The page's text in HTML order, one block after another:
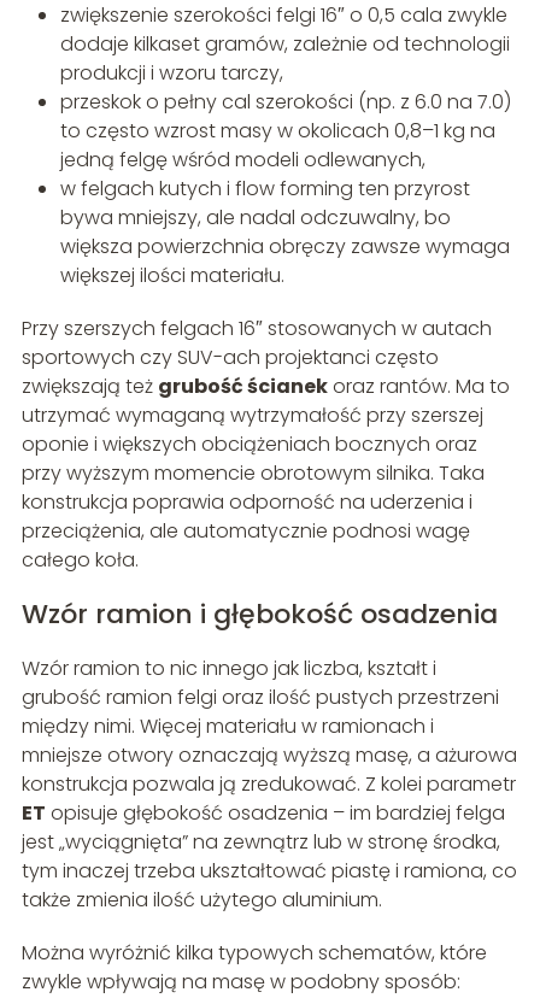
zwiększenie szerokości felgi 16″ o 0,5 cala zwykle
dodaje kilkaset gramów, zależnie od technologii
produkcji i wzoru tarczy,
przeskok o pełny cal szerokości (np. z 6.0 na 7.0)
to często wzrost masy w okolicach 0,8–1 kg na
jedną felgę wśród modeli odlewanych,
w felgach kutych i flow forming ten przyrost
bywa mniejszy, ale nadal odczuwalny, bo
większa powierzchnia obręczy zawsze wymaga
większej ilości materiału.
Przy szerszych felgach 16″ stosowanych w autach
sportowych czy SUV-ach projektanci często
zwiększają też grubość ścianekoraz rantów. Ma to
utrzymać wymaganą wytrzymałość przy szerszej
oponie i większych obciążeniach bocznych oraz
przy wyższym momencie obrotowym silnika. Taka
konstrukcja poprawia odporność na uderzenia i
przeciążenia, ale automatycznie podnosi wagę
całego koła.
Wzór ramion i głębokość osadzenia
Wzór ramion to nic innego jak liczba, kształt i
grubość ramion felgi oraz ilość pustych przestrzeni
między nimi. Więcej materiału w ramionach i
mniejsze otwory oznaczają wyższą masę, a ażurowa
konstrukcja pozwala ją zredukować. Z kolei parametr
ET opisuje głębokość osadzenia – im bardziej felga
jest „wyciągnięta” na zewnątrz lub w stronę środka,
tym inaczej trzeba ukształtować piastę i ramiona, co
także zmienia ilość użytego aluminium.
Można wyróżnić kilka typowych schematów, które
zwykle wpływają na masę w podobny sposób: